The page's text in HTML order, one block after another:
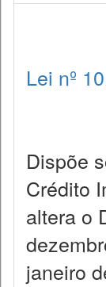
Lei nº
Dispõe
Crédito
altera o
janeiro